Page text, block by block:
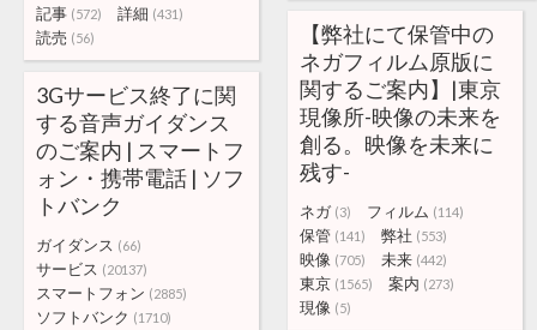
記事 (572) 詳細 (431)
読売 (56)
【弊社にて保管中の
ネガフィルム原版に
関するご案内】|東京
現像所-映像の未来を
創る。映像を未来に
残す-
ネガ (3) フィルム (114)
保管 (141) 弊社 (553)
映像 (705) 未来 (442)
東京 (1565) 案内 (273)
現像 (5)
3Gサービス終了に関
する音声ガイダンス
のご案内 | スマートフ
ォン・携帯電話 | ソフ
トバンク
ガイダンス (66)
サービス (20137)
スマートフォン (2885)
ソフトバンク (1710)